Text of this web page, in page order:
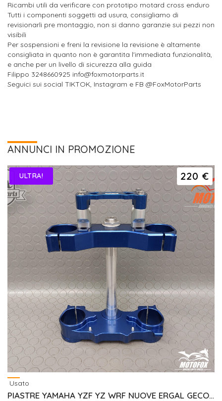
Ricambi utili da verificare con prototipo motard cross enduro
Tutti i componenti soggetti ad usura, consigliamo di
revisionarli pre montaggio, non si danno garanzie sui pezzi non
visibili
Per sospensioni e freni la revisione la revisione è altamente
consigliata in quanto non è garantita l'immediata funzionalità,
e anche per un livello di sicurezza alla guida
Filippo 3248660925 info@foxmotorparts.it
Seguici sui social TIKTOK, Instagram e FB @FoxMotorParts
ANNUNCI IN PROMOZIONE
220 €
ULTRA!
Usato
PIASTRE YAMAHA YZF YZ WRF NUOVE ERGAL GECO RISER